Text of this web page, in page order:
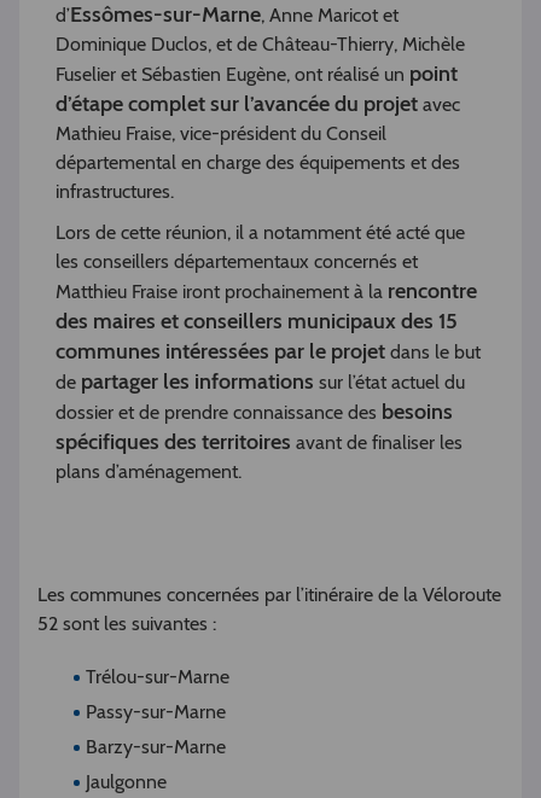
d’Essômes-sur-Marne, Anne Maricot et
Dominique Duclos, et de Château-Thierry, Michèle
Fuselier et Sébastien Eugène, ont réalisé un point
d’étape complet sur l’avancée du projet avec
Mathieu Fraise, vice-président du Conseil
départemental en charge des équipements et des
infrastructures.
Lors de cette réunion, il a notamment été acté que
les conseillers départementaux concernés et
Matthieu Fraise iront prochainement à la rencontre
des maires et conseillers municipaux des 15
communes intéressées par le projet dans le but
de partager les informations sur l’état actuel du
dossier et de prendre connaissance des besoins
spécifiques des territoires avant de finaliser les
plans d’aménagement.
Les communes concernées par l’itinéraire de la Véloroute
52 sont les suivantes :
Trélou-sur-Marne
Passy-sur-Marne
Barzy-sur-Marne
Jaulgonne